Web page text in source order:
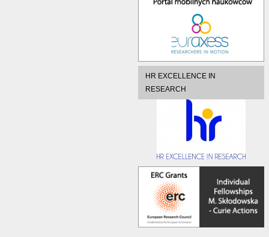
HR EXCELLENCE IN
RESEARCH